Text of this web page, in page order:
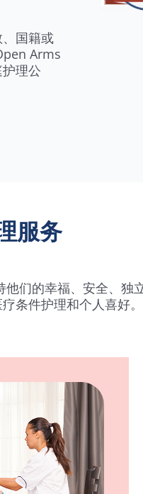
国籍或
Arms
理公
服务
们的幸福、安全、独
条件护理和个人喜好。